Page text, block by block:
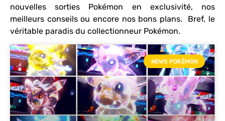
nouvelles sorties Pokémon en exclusivité, nos
meilleurs conseils ou encore nos bons plans. Bref, le
véritable paradis du collectionneur Pokémon.
NEWS POKÉMON